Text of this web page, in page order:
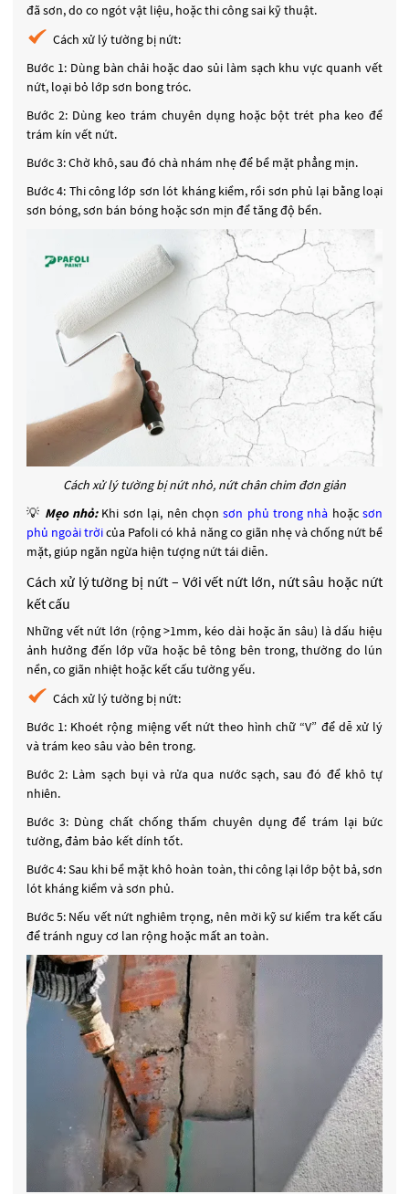
đã sơn, do co ngót vật liệu, hoặc thi công sai kỹ thuật.
Cách xử lý tường bị nứt:
Bước 1: Dùng bàn chải hoặc dao sủi làm sạch khu vực quanh vết
nứt, loại bỏ lớp sơn bong tróc.
Bước 2: Dùng keo trám chuyên dụng hoặc bột trét pha keo để
trám kín vết nứt.
Bước 3: Chờ khô, sau đó chà nhám nhẹ để bề mặt phẳng mịn.
Bước 4: Thi công lớp sơn lót kháng kiềm, rồi sơn phủ lại bằng loại
sơn bóng, sơn bán bóng hoặc sơn mịn để tăng độ bền.
Cách xử lý tường bị nứt nhỏ, nứt chân chim đơn giản
💡 Mẹo nhỏ:Khi sơn lại, nên chọnsơn phủ trong nhà hoặcsơn
phủ ngoài trờicủa Pafoli có khả năng co giãn nhẹ và chống nứt bề
mặt, giúp ngăn ngừa hiện tượng nứt tái diễn.
Cách xử lý tường bị nứt – Với vết nứt lớn, nứt sâu hoặc nứt
kết cấu
Những vết nứt lớn (rộng >1mm, kéo dài hoặc ăn sâu) là dấu hiệu
ảnh hưởng đến lớp vữa hoặc bê tông bên trong, thường do lún
nền, co giãn nhiệt hoặc kết cấu tường yếu.
Cách xử lý tường bị nứt:
Bước 1: Khoét rộng miệng vết nứt theo hình chữ “V” để dễ xử lý
và trám keo sâu vào bên trong.
Bước 2: Làm sạch bụi và rửa qua nước sạch, sau đó để khô tự
nhiên.
Bước 3: Dùng chất chống thấm chuyên dụng để trám lại bức
tường, đảm bảo kết dính tốt.
Bước 4: Sau khi bề mặt khô hoàn toàn, thi công lại lớp bột bả, sơn
lót kháng kiềm và sơn phủ.
Bước 5: Nếu vết nứt nghiêm trọng, nên mời kỹ sư kiểm tra kết cấu
để tránh nguy cơ lan rộng hoặc mất an toàn.